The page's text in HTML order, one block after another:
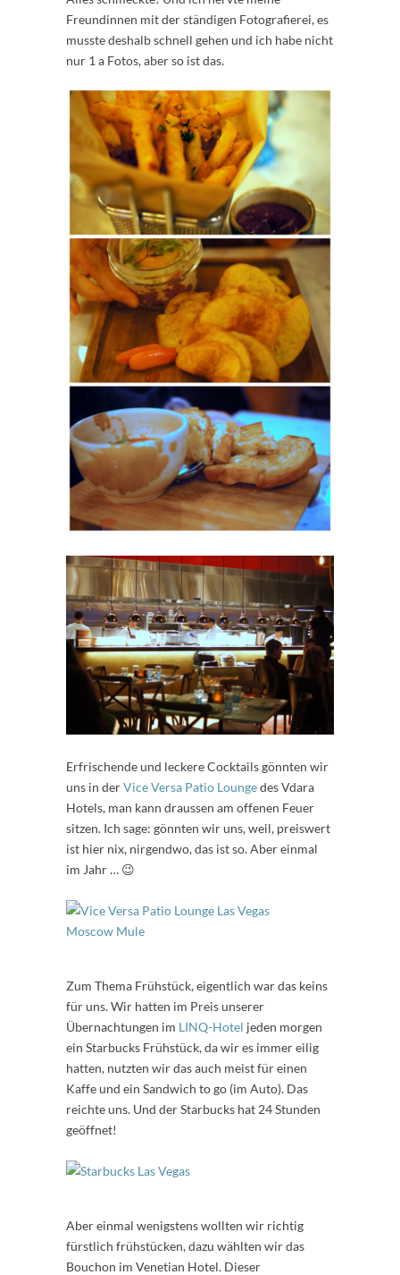
Freundinnen mit der ständigen Fotografierei, es
musste deshalb schnell gehen und ich habe nicht
nur 1 a Fotos, aber so ist das.
Erfrischende und leckere Cocktails gönnten wir
uns in derVice Versa Patio Loungedes Vdara
Hotels, man kann draussen am offenen Feuer
sitzen. Ich sage: gönnten wir uns, weil, preiswert
ist hier nix, nirgendwo, das ist so. Aber einmal
im Jahr … 😉
Zum Thema Frühstück, eigentlich war das keins
für uns. Wir hatten im Preis unserer
Übernachtungen im LINQ-Hotel jeden morgen
ein Starbucks Frühstück, da wir es immer eilig
hatten, nutzten wir das auch meist für einen
Kaffe und ein Sandwich to go (im Auto). Das
reichte uns. Und der Starbucks hat 24 Stunden
geöffnet!
Aber einmal wenigstens wollten wir richtig
fürstlich frühstücken, dazu wählten wir das
Bouchon im Venetian Hotel. Dieser